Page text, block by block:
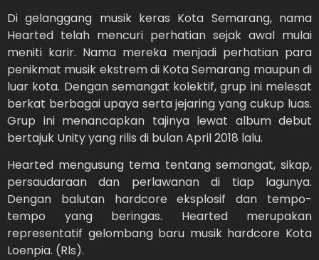
Di gelanggang musik keras Kota Semarang, nama
Hearted telah mencuri perhatian sejak awal mulai
meniti karir. Nama mereka menjadi perhatian para
penikmat musik ekstrem di Kota Semarang maupun di
luar kota. Dengan semangat kolektif, grup ini melesat
berkat berbagai upaya serta jejaring yang cukup luas.
Grup ini menancapkan tajinya lewat album debut
bertajuk Unity yang rilis di bulan April 2018 lalu.
Hearted mengusung tema tentang semangat, sikap,
persaudaraan dan perlawanan di tiap lagunya.
Dengan balutan hardcore eksplosif dan tempo-
tempo yang beringas. Hearted merupakan
representatif gelombang baru musik hardcore Kota
Loenpia. (Rls).